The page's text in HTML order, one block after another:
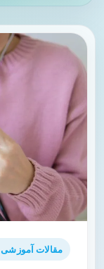
مقالات آموزشی